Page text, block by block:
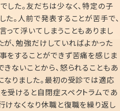
した。友だちは少なく、特定の子
た。人前で発表することが苦手で、
って浮いてしまうこともありまし
が、勉強だけしていればよかった
をすることができず苦痛を感じま
きないことから、怒られることもあ
なりました。最初の受診では適応
受けると自閉症スペクトラムであ
けなくなり休職と復職を繰り返し